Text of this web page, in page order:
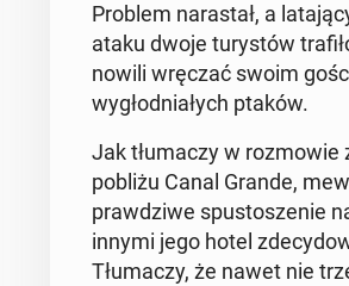
Problem na­ra­stał, a
ataku dwoje tu­ry­stów
no­wi­li wręczać swoim
wy­głod­nia­łych ptaków.
Jak tłu­ma­czy w roz­mo­wie
pobliżu Canal Grande,
praw­dzi­we spu­sto­sze­nie
innymi jego hotel
Tłu­ma­czy, że nawet nie